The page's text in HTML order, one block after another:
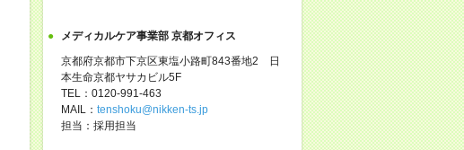
メディカルケア事業部 京都オフィス
京都府京都市下京区東塩小路町843番地2 日
本生命京都ヤサカビル5F
TEL：0120-991-463
MAIL： tenshoku@nikken-ts.jp
担当：採用担当